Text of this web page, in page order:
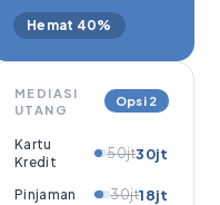
Hemat 40%
MEDIASI
UTANG
Opsi 2
Kartu
Kredit
50jt30jt
Pinjaman 30jt18jt